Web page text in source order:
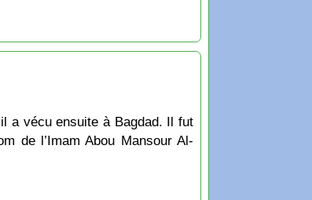
a vécu ensuite à Bagdad. Il fut
de l’Imam Abou Mansour Al-